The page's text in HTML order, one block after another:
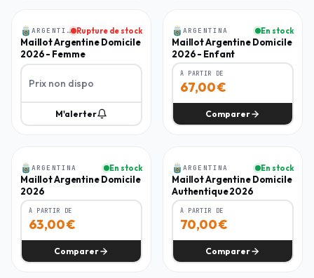
ARGENTINA Rupture de stock
Maillot Argentine Domicile
2026 - Femme
Prix non dispo
M'alerter
-11%
ARGENTINA En stock
Maillot Argentine Domicile
2026 - Enfant
À PARTIR DE
67,00€
Comparer
-37%
ARGENTINA En stock
Maillot Argentine Domicile
2026
À PARTIR DE
63,00€
Comparer
-30%
ARGENTINA En stock
Maillot Argentine Domicile
Authentique 2026
À PARTIR DE
70,00€
Comparer